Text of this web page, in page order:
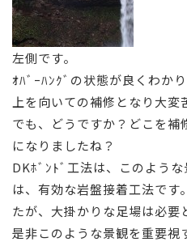
左側です。
ｵﾊﾞｰﾊﾝｸﾞの状態が良くわか
上を向いての補修となり大変
でも、どうですか？どこを補
になりましたね？
DKﾎﾞﾝﾄﾞ工法は、このよう
は、有効な岩盤接着工法です
たが、大掛かりな足場は必要
是非このような景観を重要視